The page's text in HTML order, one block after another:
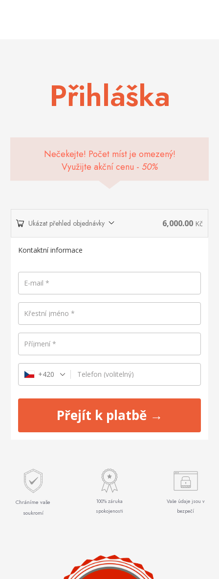
Přihláška
Nečekejte! Počet míst je omezený!
Využijte akční cenu - 50%
Ukázat přehled objednávky 6,000.00 Kč
Kontaktní informace
E-mail *
Křestní jméno *
Příjmení *
Telefon (volitelný)
+420
Přejít k platbě →
Chráníme vaše
soukromí
100% záruka
spokojenosti
Vaše údaje jsou v
bezpečí